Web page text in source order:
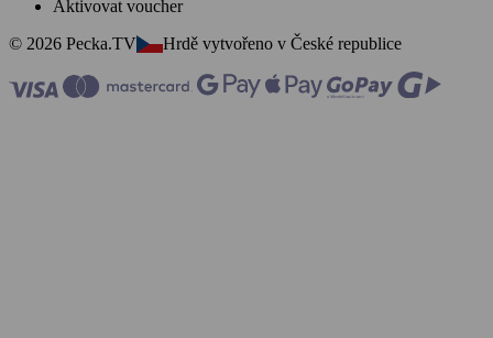
Aktivovat voucher
© 2026 Pecka.TV
Hrdě vytvořeno v České republice